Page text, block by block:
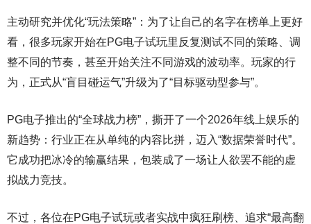
主动研究并优化“玩法策略”：为了让自己的名字在榜单上更好
看，很多玩家开始在PG电子试玩里反复测试不同的策略、调
整不同的节奏，甚至开始关注不同游戏的波动率。玩家的行
为，正式从“盲目碰运气”升级为了“目标驱动型参与”。
PG电子推出的“全球战力榜”，撕开了一个2026年线上娱乐的
新趋势：行业正在从单纯的内容比拼，迈入“数据荣誉时代”。
它成功把冰冷的输赢结果，包装成了一场让人欲罢不能的虚
拟战力竞技。
不过，各位在PG电子试玩或者实战中疯狂刷榜、追求“最高翻